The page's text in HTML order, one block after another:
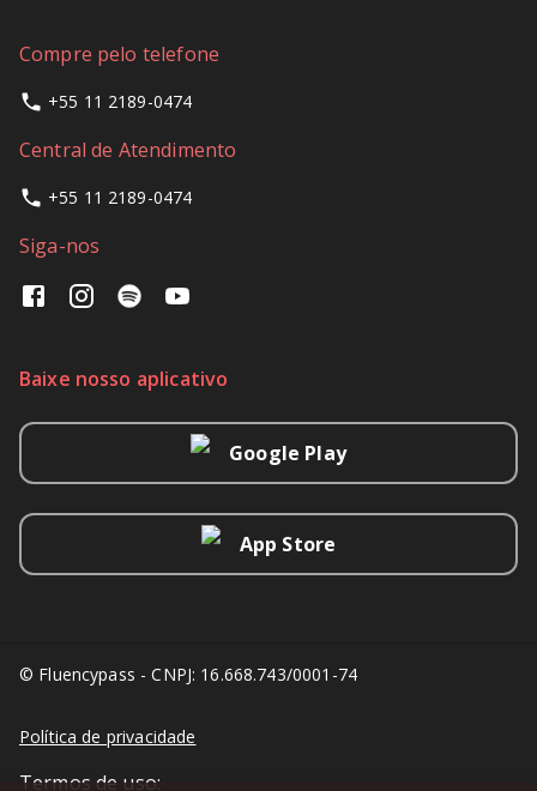
Compre pelo telefone
+55 11 2189-0474
Central de Atendimento
+55 11 2189-0474
Siga-nos
Baixe nosso aplicativo
Google Play
App Store
© Fluencypass - CNPJ: 16.668.743/0001-74
Política de privacidade
Termos de uso: